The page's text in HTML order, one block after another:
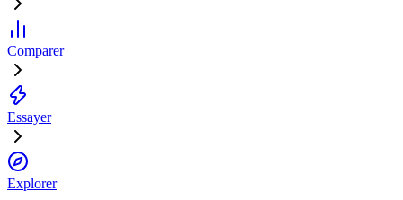
Comparer
Essayer
Explorer